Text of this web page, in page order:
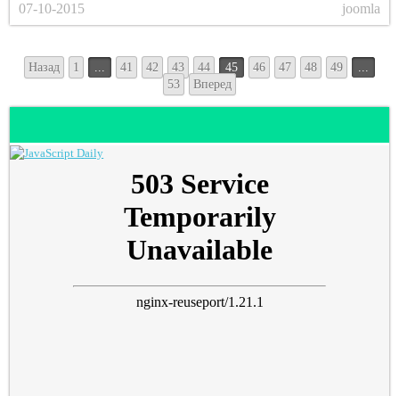
07-10-2015 joomla
Назад 1 ... 41 42 43 44 45 46 47 48 49
...
53
Вперед